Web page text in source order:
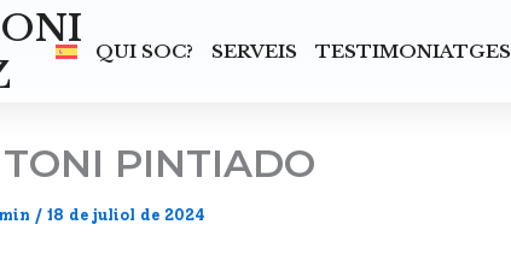
QUI SOC? SERVEIS TESTIMONIATGES
PINTIADO
/ 18 de juliol de 2024